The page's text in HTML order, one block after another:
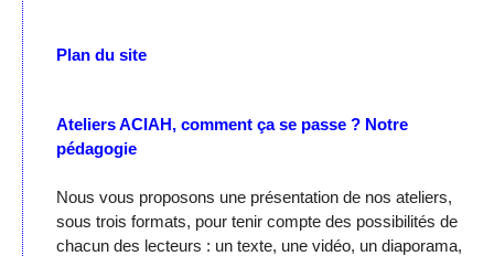
Plan du site
Ateliers ACIAH, comment ça se passe ? Notre
pédagogie
Nous vous proposons une présentation de nos ateliers,
sous trois formats, pour tenir compte des possibilités de
chacun des lecteurs : un texte, une vidéo, un diaporama,